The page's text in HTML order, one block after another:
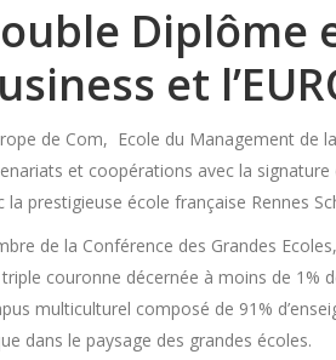
Diplôme
et
de Com, Ecole du Management de
et coopérations avec la signature
la prestigieuse école française Rennes
de la Conférence des Grandes
couronne décernée à moins de 1%
multiculturel composé de 91%
dans le paysage des grandes écoles.